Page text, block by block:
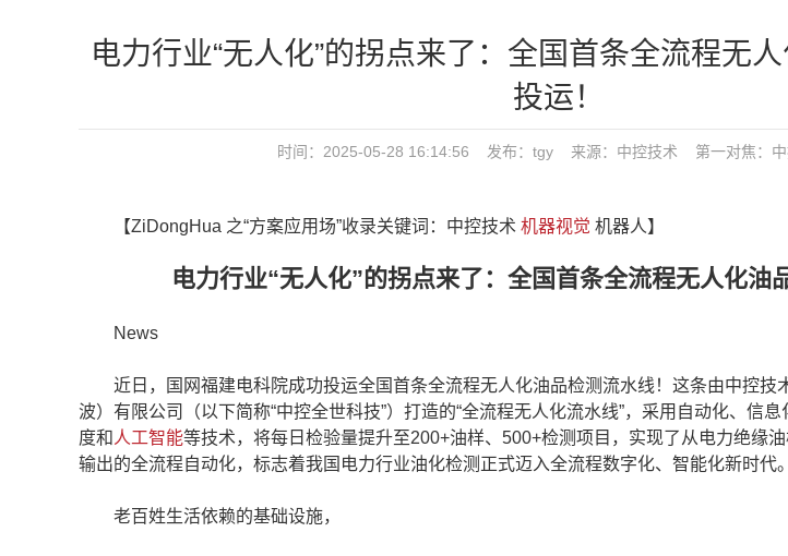
电力行业“无人化”的拐点来了：全国首条全流程无
投运！
时间：2025-05-28 16:14:56 发布：tgy 来源：中控技术 第一对焦：
【ZiDongHua 之“方案应用场”收录关键词：中控技术 机器视觉 机器人】
电力行业“无人化”的拐点来了：全国首条全流程无人化油
News
近日，国网福建电科院成功投运全国首条全流程无人化油品检测流水线！这条由中控技
波）有限公司（以下简称“中控全世科技”）打造的“全流程无人化流水线”，采用自动化、信
度和 人工智能等技术，将每日检验量提升至200+油样、500+检测项目，实现了从电力绝缘
输出的全流程自动化，标志着我国电力行业油化检测正式迈入全流程数字化、智能化新时代。
老百姓生活依赖的基础设施，